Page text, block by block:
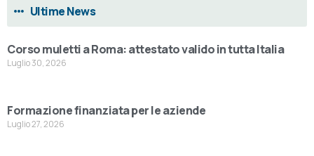
Ultime News
Corso muletti a Roma: attestato valido in tutta Italia
Luglio 30, 2026
Formazione finanziata per le aziende
Luglio 27, 2026